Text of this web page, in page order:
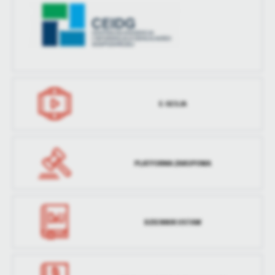
treści w postaci wiadomości, ofert, komunikatów mediów
społecznościowych.
E-SESJA
PLATFORMA ZAKUPOWA
DZIENNIK USTAW